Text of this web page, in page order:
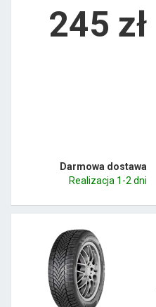
245 zł
Darmowa dostawa
Realizacja 1-2 dni